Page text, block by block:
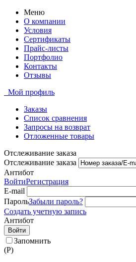
Меню
О компании
Условия
Сертификаты
Прайс-листы
Портфолио
Контакты
Отзывы
Мой профиль
Заказы
Список сравнения
Запросы на возврат
Отложенные товары
Отслеживание заказа
Отслеживание заказа
Антибот
ВойтиРегистрация
E-mail
ПарольЗабыли пароль?
Создать учетную запись
Антибот
Войти
Запомнить
(Р)